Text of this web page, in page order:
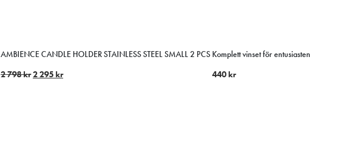
AMBIENCE CANDLE HOLDER STAINLESS STEEL SMALL 2 PCS
2 798kr2 295kr
Komplett vinset för entusiasten
440kr